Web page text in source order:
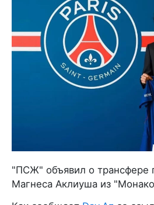
"ПСЖ" объявил о трансфере
Магнеса Аклиуша из